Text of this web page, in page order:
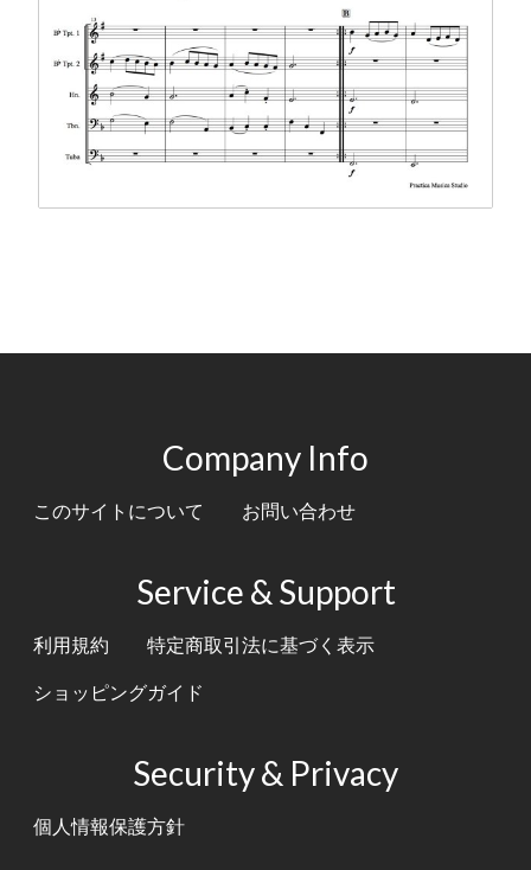
Company Info
このサイトについて お問い合わせ
Service & Support
利用規約 特定商取引法に基づく表示
ショッピングガイド
Security & Privacy
個人情報保護方針